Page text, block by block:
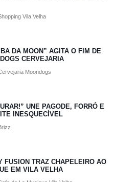
Vila Velha
DA MOON” AGITA O FIM DE
CERVEJARIA
Moondogs
UNE PAGODE, FORRÓ E
INESQUECÍVEL
FUSION TRAZ CHAPELEIRO AO
EM VILA VELHA